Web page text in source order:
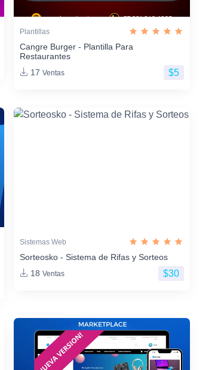
Plantillas
Cangre Burger - Plantilla Para
Restaurantes
17 Ventas $5
Sistemas Web
Sorteosko - Sistema de Rifas y Sorteos
18 Ventas $30